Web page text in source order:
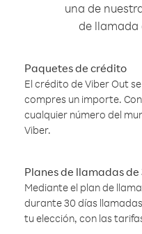
una de
de llamada
Paquetes de crédito
El crédito de Viber Out
compres un importe.
cualquier número del
Viber.
Planes de llamadas de
Mediante el plan de
durante 30 días
tu elección, con las